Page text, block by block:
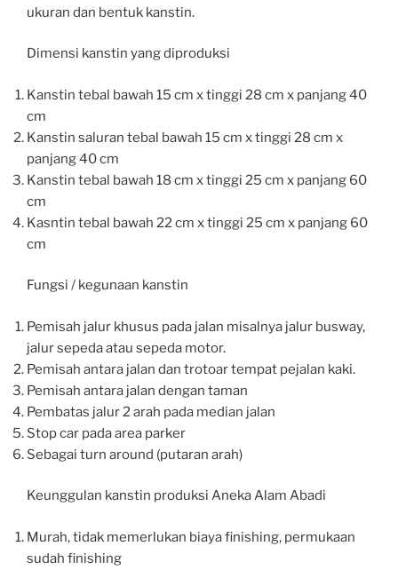
ukuran dan bentuk kanstin.
Dimensi kanstin yang diproduksi
Kanstin tebal bawah 15 cm x tinggi 28 cm x panjang 40
cm
Kanstin saluran tebal bawah 15 cm x tinggi 28 cm x
panjang 40 cm
Kanstin tebal bawah 18 cm x tinggi 25 cm x panjang 60
cm
Kasntin tebal bawah 22 cm x tinggi 25 cm x panjang 60
cm
Fungsi / kegunaan kanstin
Pemisah jalur khusus pada jalan misalnya jalur busway,
jalur sepeda atau sepeda motor.
Pemisah antara jalan dan trotoar tempat pejalan kaki.
Pemisah antara jalan dengan taman
Pembatas jalur 2 arah pada median jalan
Stop car pada area parker
Sebagai turn around (putaran arah)
Keunggulan kanstin produksi Aneka Alam Abadi
Murah, tidak memerlukan biaya finishing, permukaan
sudah finishing